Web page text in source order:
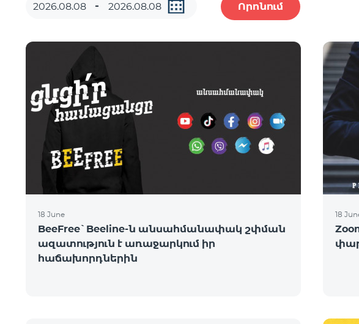
Որոնում
18 June
BeeFree`Beeline-ն անսահմանափակ շփման
ազատություն է առաջարկում իր
հաճախորդներին
18